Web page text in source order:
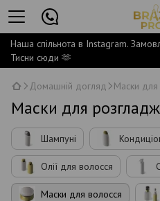
Наша спільнота в Instagram.
Тисни сюди 🫶
Домашній догляд Маски для
Маски для
Шампуні
Олії для волосся
Маски для волосся